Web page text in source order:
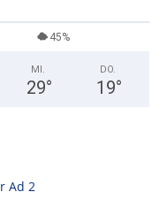
45%
MI.
29°
DO.
19°